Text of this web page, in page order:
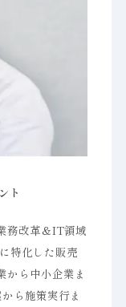
ト
務改革＆IT領域
特化した販売
から中小企業ま
ら施策実行ま